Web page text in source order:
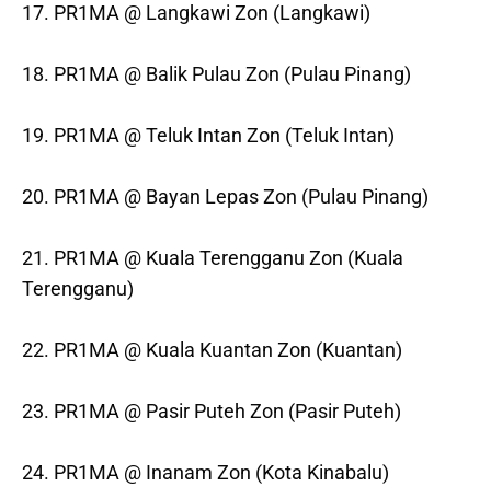
17. PR1MA @ Langkawi Zon (Langkawi)
18. PR1MA @ Balik Pulau Zon (Pulau Pinang)
19. PR1MA @ Teluk Intan Zon (Teluk Intan)
20. PR1MA @ Bayan Lepas Zon (Pulau Pinang)
21. PR1MA @ Kuala Terengganu Zon (Kuala
Terengganu)
22. PR1MA @ Kuala Kuantan Zon (Kuantan)
23. PR1MA @ Pasir Puteh Zon (Pasir Puteh)
24. PR1MA @ Inanam Zon (Kota Kinabalu)